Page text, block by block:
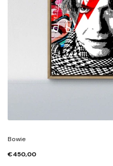
Bowie
€450,00